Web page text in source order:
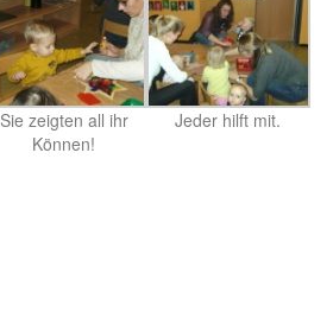
Sie zeigten all ihr
Können!
Jeder hilft mit.